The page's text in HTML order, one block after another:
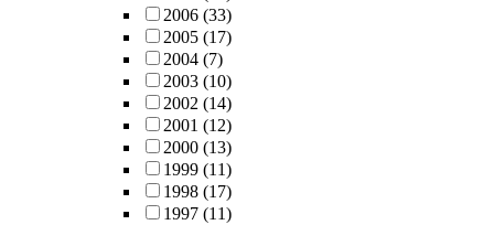
2006 (33)
2005 (17)
2004 (7)
2003 (10)
2002 (14)
2001 (12)
2000 (13)
1999 (11)
1998 (17)
1997 (11)